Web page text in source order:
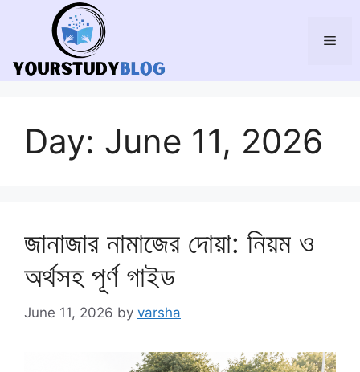
Day: June 11, 2026
জানাজার নামাজের দোয়া: নিয়ম ও
অর্থসহ পূর্ণ গাইড
June 11, 2026 by varsha